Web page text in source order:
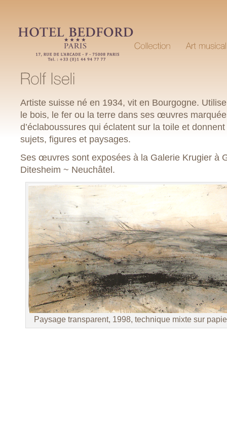
Artiste suisse né en 1934, vit en Bourgogne.
le bois, le fer ou la terre dans ses œuvres
d’éclaboussures qui éclatent sur la toile et
sujets, figures et paysages.
Ses œuvres sont exposées à la Galerie Krugier à
Ditesheim ~ Neuchâtel.
Paysage transparent, 1998, technique mixte sur